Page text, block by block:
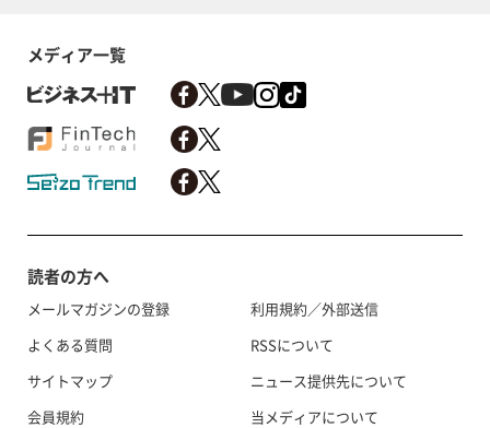
メディア一覧
読者の方へ
メールマガジンの登録
よくある質問
サイトマップ
会員規約
利用規約／外部送信
RSSについて
ニュース提供先について
当メディアについて